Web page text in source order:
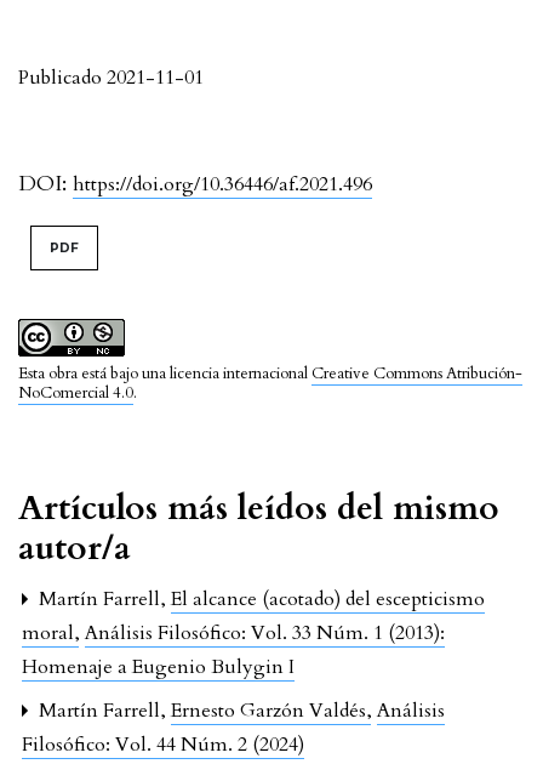
DOI: https://doi.org/10.36446/af.2021.496
Publicado 2021-11-01
Esta obra está bajo una licencia internacional Creative Commons Atribución-
NoComercial 4.0.
PDF
Artículos más leídos del mismo
autor/a
Martín Farrell,El alcance (acotado) del escepticismo
moral,Análisis Filosófico: Vol. 33 Núm. 1 (2013):
Homenaje a Eugenio Bulygin I
Martín Farrell,Ernesto Garzón Valdés,Análisis
Filosófico: Vol. 44 Núm. 2 (2024)